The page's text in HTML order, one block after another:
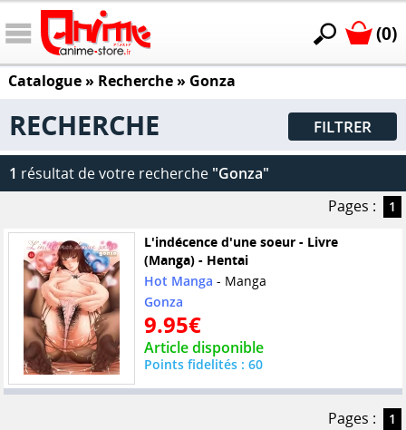
(0)
Catalogue» Recherche » Gonza
RECHERCHE FILTRER
1 résultat de votre recherche "Gonza"
Pages :
1
L'indécence d'une soeur - Livre
(Manga) - Hentai
Hot Manga - Manga
Gonza
9.95€
Article disponible
Points fidelités : 60
Pages : 1